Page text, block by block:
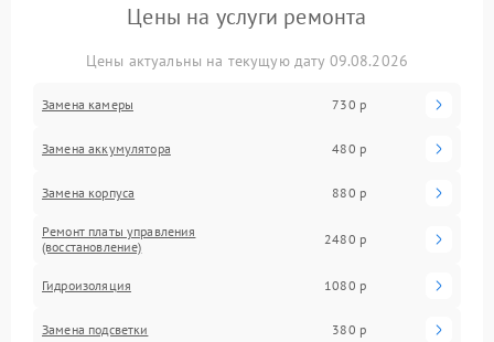
Цены на услуги ремонта
Цены актуальны на текущую дату 09.08.2026
Замена камеры 730 р
Замена аккумулятора 480 р
Замена корпуса 880 р
Ремонт платы управления
(восстановление)
2480 р
Гидроизоляция 1080 р
Замена подсветки 380 р